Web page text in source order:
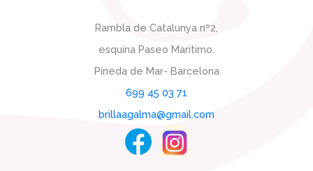
Rambla de Catalunya nº2,
esquina Paseo Marítimo.
Pineda de Mar- Barcelona
699 45 03 71
brillaagalma@gmail.com